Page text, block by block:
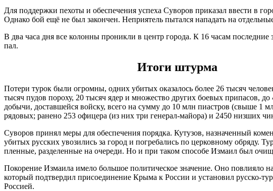
Для поддержки пехоты и обеспечения успеха Суворов приказал ввести в
Однако бой ещё не был закончен. Неприятель пытался нападать на
В два часа дня все колонны проникли в центр города. К 16 часам
пал.
Итоги штурма
Потери турок были огромны, одних убитых оказалось более 26 тысяч
тысяч пудов пороху, 20 тысяч ядер и множество других боевых припасов,
добычи, доставшейся войску, всего на сумму до 10 млн пиастров (свыше 1
рядовых; ранено 253 офицера (из них три генерал-майора) и 2450 низших
Суворов принял меры для обеспечения порядка. Кутузов, назначенный
убитых русских увозились за город и погребались по церковному обряду.
пленные, разделенные на очереди. Но и при таком способе Измаил был
Покорение Измаила имело большое политическое значение. Оно повлияло
который подтвердил присоединение Крыма к России и установил русско-
Россией.